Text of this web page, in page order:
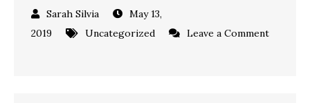
May 13,
2019
Uncategorized
Leave a Comment